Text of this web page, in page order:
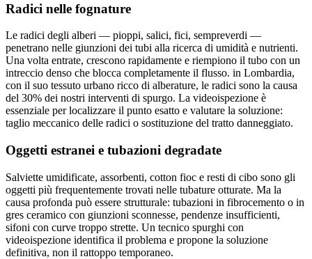
Radici nelle fognature
Le radici degli alberi — pioppi, salici, fici, sempreverdi —
penetrano nelle giunzioni dei tubi alla ricerca di umidità e nutrienti.
Una volta entrate, crescono rapidamente e riempiono il tubo con un
intreccio denso che blocca completamente il flusso. in Lombardia,
con il suo tessuto urbano ricco di alberature, le radici sono la causa
del 30% dei nostri interventi di spurgo. La videoispezione è
essenziale per localizzare il punto esatto e valutare la soluzione:
taglio meccanico delle radici o sostituzione del tratto danneggiato.
Oggetti estranei e tubazioni degradate
Salviette umidificate, assorbenti, cotton fioc e resti di cibo sono gli
oggetti più frequentemente trovati nelle tubature otturate. Ma la
causa profonda può essere strutturale: tubazioni in fibrocemento o in
gres ceramico con giunzioni sconnesse, pendenze insufficienti,
sifoni con curve troppo strette. Un tecnico spurghi con
videoispezione identifica il problema e propone la soluzione
definitiva, non il rattoppo temporaneo.